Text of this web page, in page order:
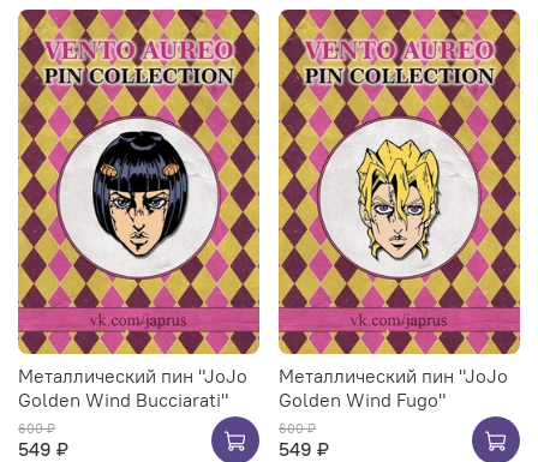
Металлический пин "JoJo
Golden Wind Bucciarati"
600 ₽
549 ₽
Металлический пин "JoJo
Golden Wind Fugo"
600 ₽
549 ₽